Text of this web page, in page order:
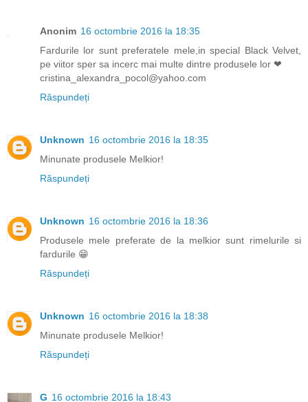
Anonim 16 octombrie 2016 la 18:35
Fardurile lor sunt preferatele mele,in special Black Velvet,
pe viitor sper sa incerc mai multe dintre produsele lor ❤
cristina_alexandra_pocol@yahoo.com
Răspundeți
Unknown 16 octombrie 2016 la 18:35
Minunate produsele Melkior!
Răspundeți
Unknown 16 octombrie 2016 la 18:36
Produsele mele preferate de la melkior sunt rimelurile si
fardurile 😁
Răspundeți
Unknown 16 octombrie 2016 la 18:38
Minunate produsele Melkior!
Răspundeți
G 16 octombrie 2016 la 18:43